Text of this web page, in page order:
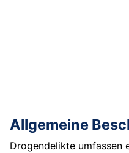
Allgemeine
Drogendelikte umfassen